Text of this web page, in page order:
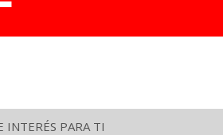
INTERÉS PARA TI